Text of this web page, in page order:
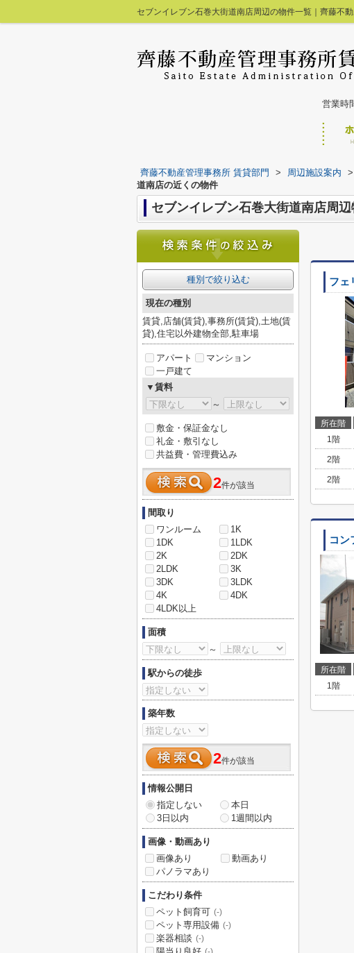
セブンイレブン石巻大街道南店周辺の物件一覧｜齊藤不
営業時
齊藤不動産管理事務所 賃貸部門 > 周辺施設案内 >
道南店の近くの物件
セブンイレブン石巻大街道南店周
フェ
所在階
1階
2階
2階
コン
所在階
1階
種別で絞り込む
現在の種別
賃貸,店舗(賃貸),事務所(賃貸),土地(賃
貸),住宅以外建物全部,駐車場
アパート
マンション
一戸建て
▼賃料
～
敷金・保証金なし
礼金・敷引なし
共益費・管理費込み
2件が該当
間取り
ワンルーム
1K
1DK
1LDK
2K
2DK
2LDK
3K
3DK
3LDK
4K
4DK
4LDK以上
面積
～
駅からの徒歩
築年数
2件が該当
情報公開日
指定しない
本日
3日以内
1週間以内
画像・動画あり
画像あり
動画あり
パノラマあり
こだわり条件
ペット飼育可 (-)
ペット専用設備 (-)
楽器相談 (-)